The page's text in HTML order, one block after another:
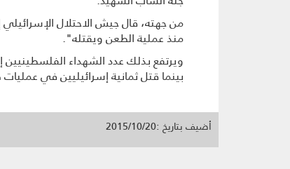
من جهته، قال جيش الاحتلال
منذ عملية الطعن ويقتله".
بينما قتل ثمانية إسرائيليين في
أضيف بتاريخ :2015/10/20